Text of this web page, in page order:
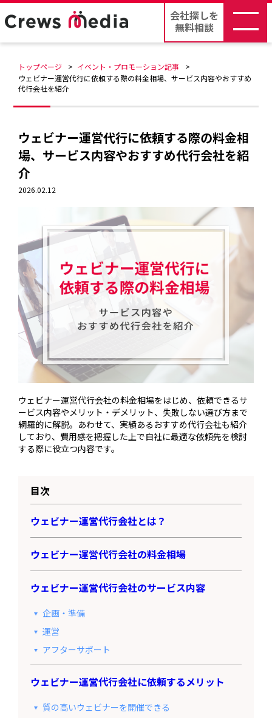
会社探しを
無料相談
トップページ
イベント・プロモーション記事
ウェビナー運営代行に依頼する際の料金相場、サービス内容やおすすめ
代行会社を紹介
ウェビナー運営代行に依頼する際の料金相
場、サービス内容やおすすめ代行会社を紹
介
2026.02.12
ウェビナー運営代行会社の料金相場をはじめ、依頼できるサ
ービス内容やメリット・デメリット、失敗しない選び方まで
網羅的に解説。あわせて、実績あるおすすめ代行会社も紹介
しており、費用感を把握した上で自社に最適な依頼先を検討
する際に役立つ内容です。
目次
ウェビナー運営代行会社とは？
ウェビナー運営代行会社の料金相場
ウェビナー運営代行会社のサービス内容
企画・準備
運営
アフターサポート
ウェビナー運営代行会社に依頼するメリット
質の高いウェビナーを開催できる